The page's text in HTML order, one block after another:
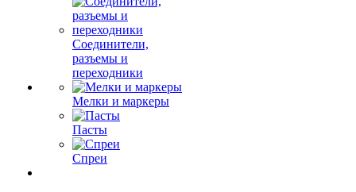
Соединители,
разъемы и
переходники
Мелки и маркеры
Пасты
Спреи